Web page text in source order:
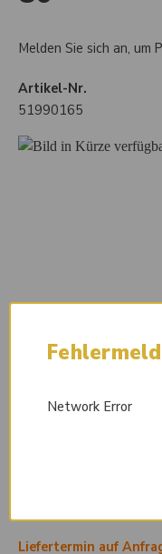
Melden Sie sich an, um
Artikel-Nr.
51990165
Liefertermin auf
Network Error